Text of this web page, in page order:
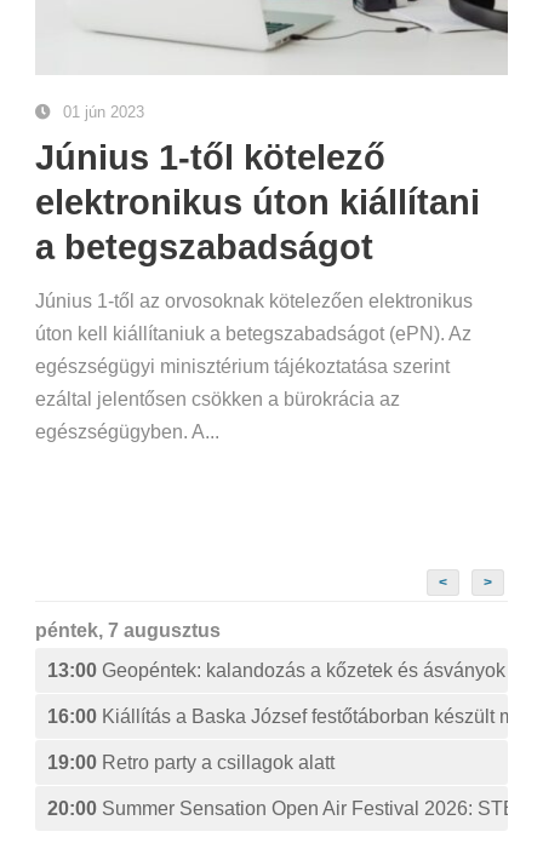
01 jún 2023
Június 1-től kötelező
elektronikus úton kiállítani
a betegszabadságot
Június 1-től az orvosoknak kötelezően elektronikus
úton kell kiállítaniuk a betegszabadságot (ePN). Az
egészségügyi minisztérium tájékoztatása szerint
ezáltal jelentősen csökken a bürokrácia az
egészségügyben. A...
< >
péntek, 7 augusztus
13:00 Geopéntek: kalandozás a kőzetek és ásványok
16:00 Kiállítás a Baska József festőtáborban készült
19:00 Retro party a csillagok alatt
20:00 Summer Sensation Open Air Festival 2026: